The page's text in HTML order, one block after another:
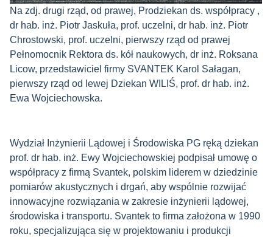
Na zdj. drugi rząd, od prawej, Prodziekan ds. współpracy ,
dr hab. inż. Piotr Jaskuła, prof. uczelni, dr hab. inż. Piotr
Chrostowski, prof. uczelni, pierwszy rząd od prawej
Pełnomocnik Rektora ds. kół naukowych, dr inż. Roksana
Licow, przedstawiciel firmy SVANTEK Karol Sałagan,
pierwszy rząd od lewej Dziekan WILIŚ, prof. dr hab. inż.
Ewa Wojciechowska.
Wydział Inżynierii Lądowej i Środowiska PG ręką dziekan
prof. dr hab. inż. Ewy Wojciechowskiej podpisał umowę o
współpracy z firmą Svantek, polskim liderem w dziedzinie
pomiarów akustycznych i drgań, aby wspólnie rozwijać
innowacyjne rozwiązania w zakresie inżynierii lądowej,
środowiska i transportu. Svantek to firma założona w 1990
roku, specjalizująca się w projektowaniu i produkcji